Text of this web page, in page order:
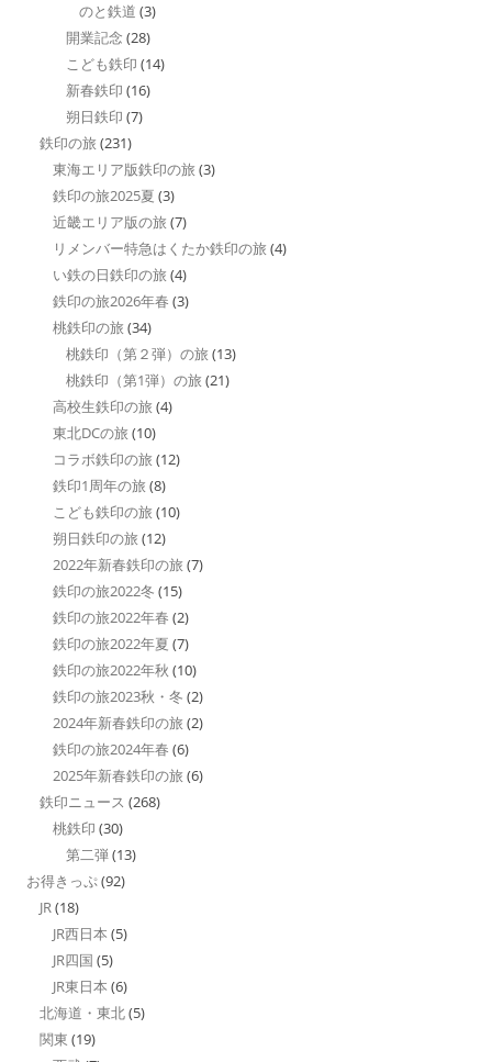
のと鉄道 (3)
開業記念 (28)
こども鉄印 (14)
新春鉄印 (16)
朔日鉄印 (7)
鉄印の旅 (231)
東海エリア版鉄印の旅 (3)
鉄印の旅2025夏 (3)
近畿エリア版の旅 (7)
リメンバー特急はくたか鉄印の旅 (4)
い鉄の日鉄印の旅 (4)
鉄印の旅2026年春 (3)
桃鉄印の旅 (34)
桃鉄印（第２弾）の旅 (13)
桃鉄印（第1弾）の旅 (21)
高校生鉄印の旅 (4)
東北DCの旅 (10)
コラボ鉄印の旅 (12)
鉄印1周年の旅 (8)
こども鉄印の旅 (10)
朔日鉄印の旅 (12)
2022年新春鉄印の旅 (7)
鉄印の旅2022冬 (15)
鉄印の旅2022年春 (2)
鉄印の旅2022年夏 (7)
鉄印の旅2022年秋 (10)
鉄印の旅2023秋・冬 (2)
2024年新春鉄印の旅 (2)
鉄印の旅2024年春 (6)
2025年新春鉄印の旅 (6)
鉄印ニュース (268)
桃鉄印 (30)
第二弾(13)
お得きっぷ(92)
JR(18)
JR西日本 (5)
JR四国 (5)
JR東日本 (6)
北海道・東北(5)
関東 (19)